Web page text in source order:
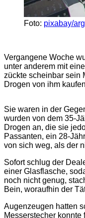
Foto: pixabay/
Vergangene Woche
unter anderem mit
zückte scheinbar sein
Drogen von ihm
Sie waren in der
wurden von dem 35-
Drogen an, die sie
Passanten, ein 28-
von sich weg, als der
Sofort schlug der
einer Glasflasche,
noch nicht genug,
Bein, woraufhin der
Augenzeugen hatten
Messerstecher konnte